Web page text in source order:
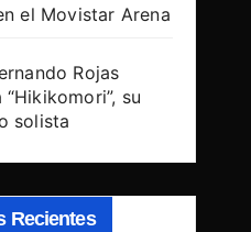
el Movistar Arena
Rojas
su
solista
Recientes